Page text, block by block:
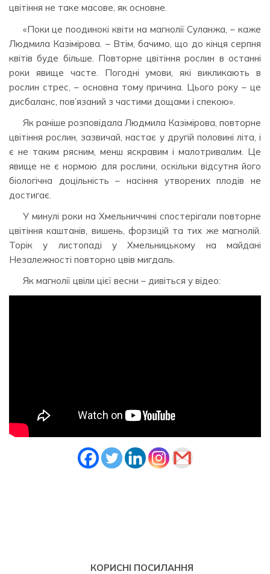
цвітіння не таке масове, як основне.
«Поки це поодинокі квіти на магнолії Суланжа, – каже
Людмила Казімірова. – Втім, бачимо, що до кінця серпня
квітів буде більше. Повторне цвітіння рослин в останні
роки явище часте. Погодні умови, які викликають в
рослин стрес, – основна тому причина. Цього року – це
дисбаланс, пов’язаний з частими дощами і спекою».
Як раніше розповідала Людмила Казімірова, повторне
цвітіння рослин, зазвичай, настає у другій половині літа, і
є не таким рясним, менш яскравим і малотривалим. Це
явище не є нормою для рослини, оскільки відсутня його
біологічна доцільність – насіння утворених плодів не
достигає.
У минулі роки на Хмельниччині спостерігали повторне
цвітіння каштанів, вишень, форзицій та тих же магнолій.
Торік у листопаді у Хмельницькому на майдані
Незалежності повторно цвів мигдаль.
Як магнолії цвіли цієї весни – дивіться у відео:
КОРИСНІ ПОСИЛАННЯ